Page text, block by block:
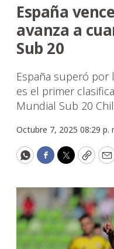
España
avanza a
Sub 20
España superó por
es el primer
Mundial Sub 20
Octubre 7, 2025 08:29 p.
WhatsApp
Facebook
Twitter
Copy